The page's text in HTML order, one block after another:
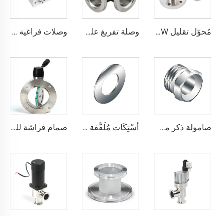
مُحوّل تقليل NW من الفولاذ المقاوم للصدأ SS304/SS316L، وصلات مواسير فراغية، مخفض شفة من CF إلى KF لتطبيقات أشباه الموصلات وصلة تفريغ على شكل صليب ISO-K، شفة صليب ISO-K من الفولاذ المقاوم للصدأ SS304 وSS316L بمقاس ISO63-ISO160، وصلة كبس عالية الجودة بمقاس NW63-160 (وصلة رباعية الاتجاه) وصلات فراغية فائقة الارتفاع UHV من الفولاذ المقاوم للصدأ CF16-CF200، مكعب CF ستة اتجاهات من الفولاذ المصنوع من قطعة صلبة بدون لحامات، جودة فائقة، وصلات أنابيب
صامولة ذكر مسامير فولاذ مقاوم للصدأ تركيبات QCR ذات الوجه المعدني 1/8"-1" تلدين لامع/تلميع كهربائي SS316L صامولة ذكر أسْتِكَات مُلَفَّفة لولبيًا من الفولاذ المقاوم للصدأ SS316L، عالية الجودة، تركيب وجه معدني QCR، 1/8"-1"، تلدين لامع/تشطيب كهربائي صمام فراشة للفراغ العالي من الفولاذ المقاوم للصدأ SS304/SS316L، صمام فراشة عالي الجودة حسب المعيار ISO-F63-200، يعمل يدويًا/هوائيًا/كهربائيًا